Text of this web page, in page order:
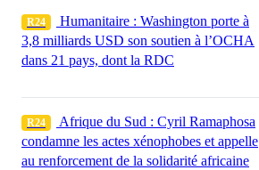
R24
Humanitaire : Washington porte à
3,8 milliards USD son soutien à l’OCHA
dans 21 pays, dont la RDC
R24
Afrique du Sud : Cyril Ramaphosa
condamne les actes xénophobes et appelle
au renforcement de la solidarité africaine